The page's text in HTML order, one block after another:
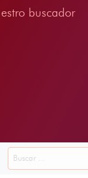
buscador